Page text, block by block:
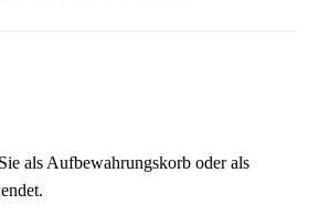
als Aufbewahrungskorb oder als